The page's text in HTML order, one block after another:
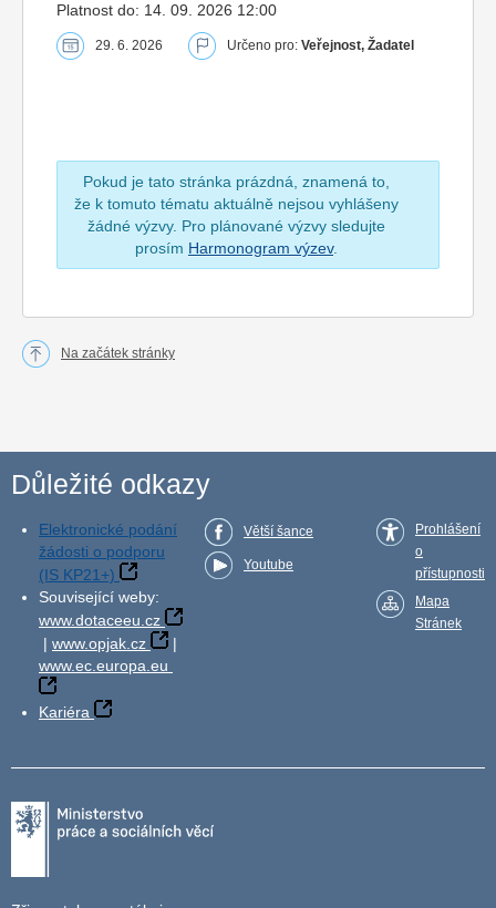
Platnost do: 14. 09. 2026 12:00
29. 6. 2026 Určeno pro: Veřejnost, Žadatel
Pokud je tato stránka prázdná, znamená to,
že k tomuto tématu aktuálně nejsou vyhlášeny
žádné výzvy. Pro plánované výzvy sledujte
prosím Harmonogram výzev.
Na začátek stránky
Důležité odkazy
Elektronické podání
žádosti o podporu
(IS KP21+)
Související weby:
www.dotaceeu.cz
| www.opjak.cz
|
www.ec.europa.eu
Kariéra
Větší šance
Youtube
Prohlášení
o
přístupnosti
Mapa
Stránek